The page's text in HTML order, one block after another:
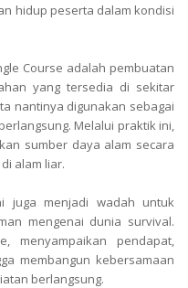
hidup peserta dalam kondisi
Course adalah pembuatan
yang tersedia di sekitar
nantinya digunakan sebagai
Melalui praktik ini,
sumber daya alam secara
alam liar.
juga menjadi wadah untuk
mengenai dunia survival.
menyampaikan pendapat,
membangun kebersamaan
berlangsung.